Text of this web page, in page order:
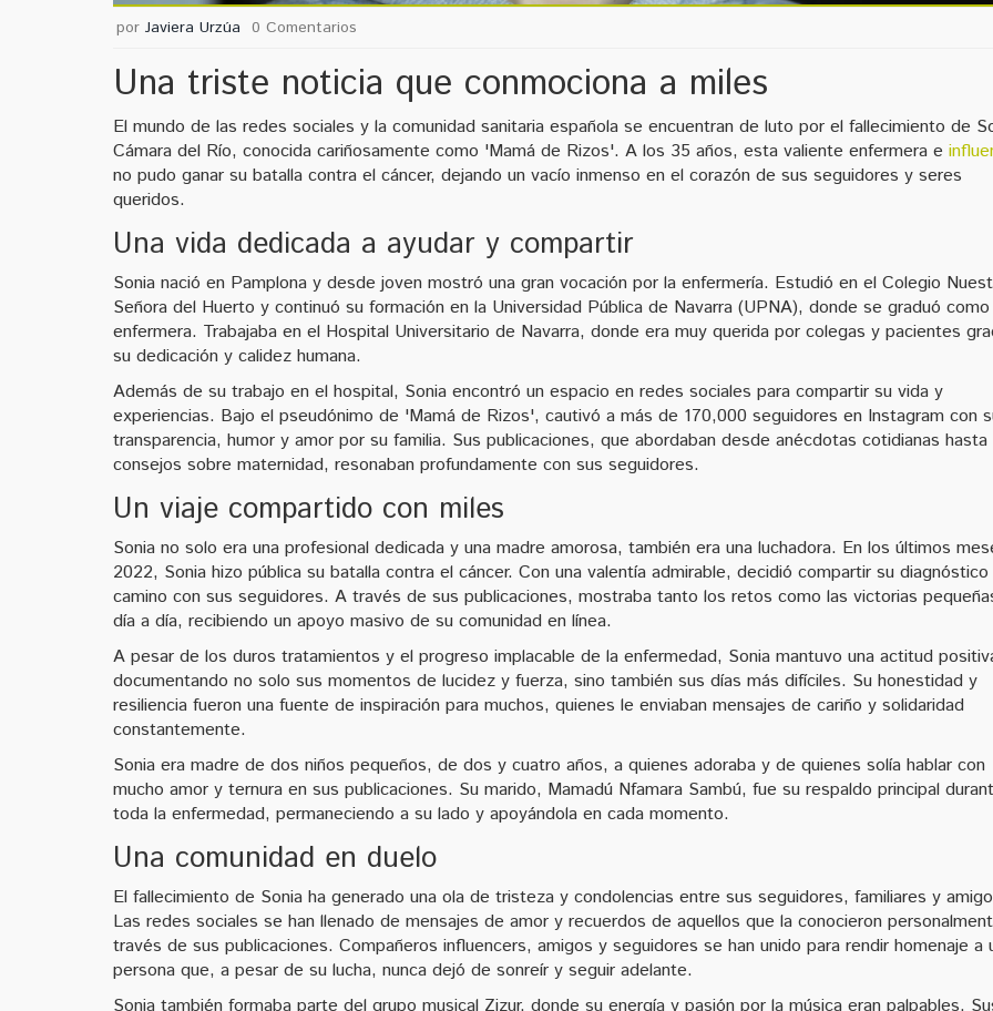
por Javiera Urzúa 0 Comentarios
Una triste noticia que conmociona a miles
El mundo de las redes sociales y la comunidad sanitaria española se encuentran de luto por el fallecimiento de
Cámara del Río, conocida cariñosamente como 'Mamá de Rizos'. A los 35 años, esta valiente enfermera e
no pudo ganar su batalla contra el cáncer, dejando un vacío inmenso en el corazón de sus seguidores y seres
queridos.
Una vida dedicada a ayudar y compartir
Sonia nació en Pamplona y desde joven mostró una gran vocación por la enfermería. Estudió en el Colegio
Señora del Huerto y continuó su formación en la Universidad Pública de Navarra (UPNA), donde se graduó como
enfermera. Trabajaba en el Hospital Universitario de Navarra, donde era muy querida por colegas y pacientes
su dedicación y calidez humana.
Además de su trabajo en el hospital, Sonia encontró un espacio en redes sociales para compartir su vida y
experiencias. Bajo el pseudónimo de 'Mamá de Rizos', cautivó a más de 170,000 seguidores en Instagram con
transparencia, humor y amor por su familia. Sus publicaciones, que abordaban desde anécdotas cotidianas hasta
consejos sobre maternidad, resonaban profundamente con sus seguidores.
Un viaje compartido con miles
Sonia no solo era una profesional dedicada y una madre amorosa, también era una luchadora. En los últimos
2022, Sonia hizo pública su batalla contra el cáncer. Con una valentía admirable, decidió compartir su
camino con sus seguidores. A través de sus publicaciones, mostraba tanto los retos como las victorias
día a día, recibiendo un apoyo masivo de su comunidad en línea.
A pesar de los duros tratamientos y el progreso implacable de la enfermedad, Sonia mantuvo una actitud
documentando no solo sus momentos de lucidez y fuerza, sino también sus días más difíciles. Su honestidad y
resiliencia fueron una fuente de inspiración para muchos, quienes le enviaban mensajes de cariño y solidaridad
constantemente.
Sonia era madre de dos niños pequeños, de dos y cuatro años, a quienes adoraba y de quienes solía hablar con
mucho amor y ternura en sus publicaciones. Su marido, Mamadú Nfamara Sambú, fue su respaldo principal
toda la enfermedad, permaneciendo a su lado y apoyándola en cada momento.
Una comunidad en duelo
El fallecimiento de Sonia ha generado una ola de tristeza y condolencias entre sus seguidores, familiares y
Las redes sociales se han llenado de mensajes de amor y recuerdos de aquellos que la conocieron
través de sus publicaciones. Compañeros influencers, amigos y seguidores se han unido para rendir homenaje a
persona que, a pesar de su lucha, nunca dejó de sonreír y seguir adelante.